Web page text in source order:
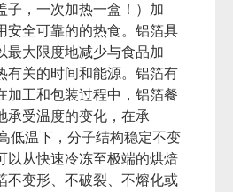
子，一次加热一盒！）加
安全可靠的的热食。铝箔具
最大限度地减少与食品加
有关的时间和能源。铝箔有
加工和包装过程中，铝箔餐
承受温度的变化，在承
低温下，分子结构稳定不变
以从快速冷冻至极端的烘焙
不变形、不破裂、不熔化或